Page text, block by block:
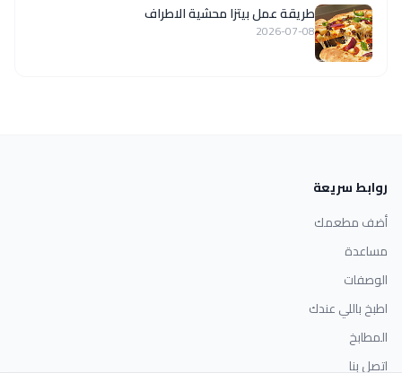
طريقة عمل بيتزا محشية الاطراف
2026-07-08
روابط سريعة
أضف مطعمك
مساعدة
الوصفات
اطبخ باللي عندك
المطابخ
اتصل بنا